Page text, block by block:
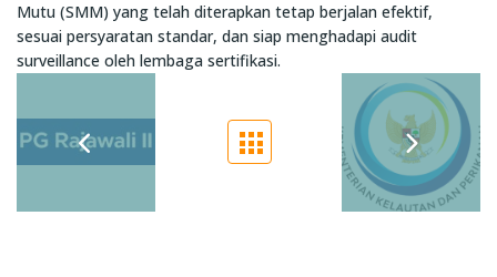
Mutu (SMM) yang telah diterapkan tetap berjalan efektif,
sesuai persyaratan standar, dan siap menghadapi audit
surveillance oleh lembaga sertifikasi.